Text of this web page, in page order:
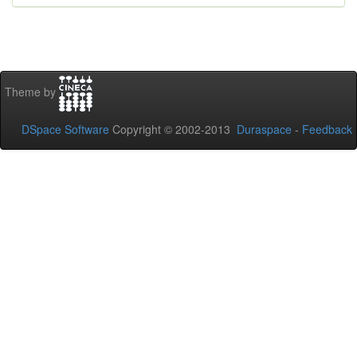
Theme by
DSpace Software Copyright © 2002-2013 Duraspace - Feedback